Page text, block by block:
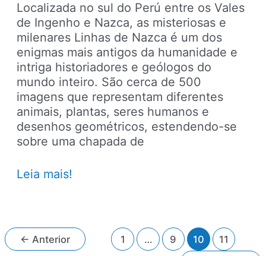
Localizada no sul do Perú entre os Vales
de Ingenho e Nazca, as misteriosas e
milenares Linhas de Nazca é um dos
enigmas mais antigos da humanidade e
intriga historiadores e geólogos do
mundo inteiro. São cerca de 500
imagens que representam diferentes
animais, plantas, seres humanos e
desenhos geométricos, estendendo-se
sobre uma chapada de
Linhas
atração
mais
Leia mais!
Paginação
de
← Anterior 1 … 9 10
11